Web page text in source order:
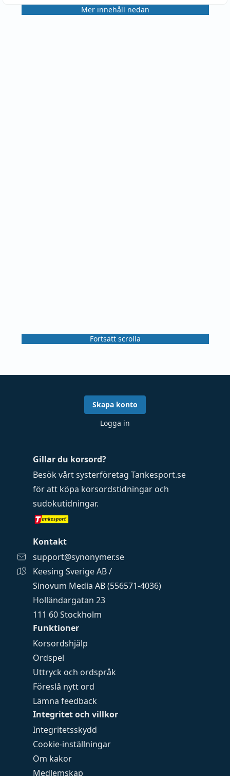
Mer innehåll nedan
Fortsätt scrolla
Funktioner
Korsordshjälp
Ordspel
Uttryck och ordspråk
Föreslå nytt ord
Lämna feedback
Integritet och villkor
Integritetsskydd
Cookie-inställningar
Om kakor
Medlemskap
Gillar du korsord?
Besök vårt systerföretag Tankesport.se
för att köpa korsordstidningar och
sudokutidningar.
Kontakt
support@synonymer.se
Keesing Sverige AB /
Sinovum Media AB (556571-4036)
Holländargatan 23
111 60 Stockholm
Skapa konto
Logga in